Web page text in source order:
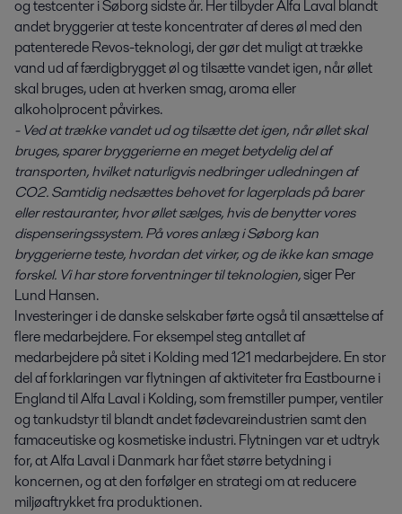
og testcenter i Søborg sidste år. Her tilbyder Alfa Laval blandt
andet bryggerier at teste koncentrater af deres øl med den
patenterede Revos-teknologi, der gør det muligt at trække
vand ud af færdigbrygget øl og tilsætte vandet igen, når øllet
skal bruges, uden at hverken smag, aroma eller
alkoholprocent påvirkes.
- Ved at trække vandet ud og tilsætte det igen, når øllet skal
bruges, sparer bryggerierne en meget betydelig del af
transporten, hvilket naturligvis nedbringer udledningen af
CO2. Samtidig nedsættes behovet for lagerplads på barer
eller restauranter, hvor øllet sælges, hvis de benytter vores
dispenseringssystem. På vores anlæg i Søborg kan
bryggerierne teste, hvordan det virker, og de ikke kan smage
forskel. Vi har store forventninger til teknologien,siger Per
Lund Hansen.
Investeringer i de danske selskaber førte også til ansættelse af
flere medarbejdere. For eksempel steg antallet af
medarbejdere på sitet i Kolding med 121 medarbejdere. En stor
del af forklaringen var flytningen af aktiviteter fra Eastbourne i
England til Alfa Laval i Kolding, som fremstiller pumper, ventiler
og tankudstyr til blandt andet fødevareindustrien samt den
famaceutiske og kosmetiske industri. Flytningen var et udtryk
for, at Alfa Laval i Danmark har fået større betydning i
koncernen, og at den forfølger en strategi om at reducere
miljøaftrykket fra produktionen.